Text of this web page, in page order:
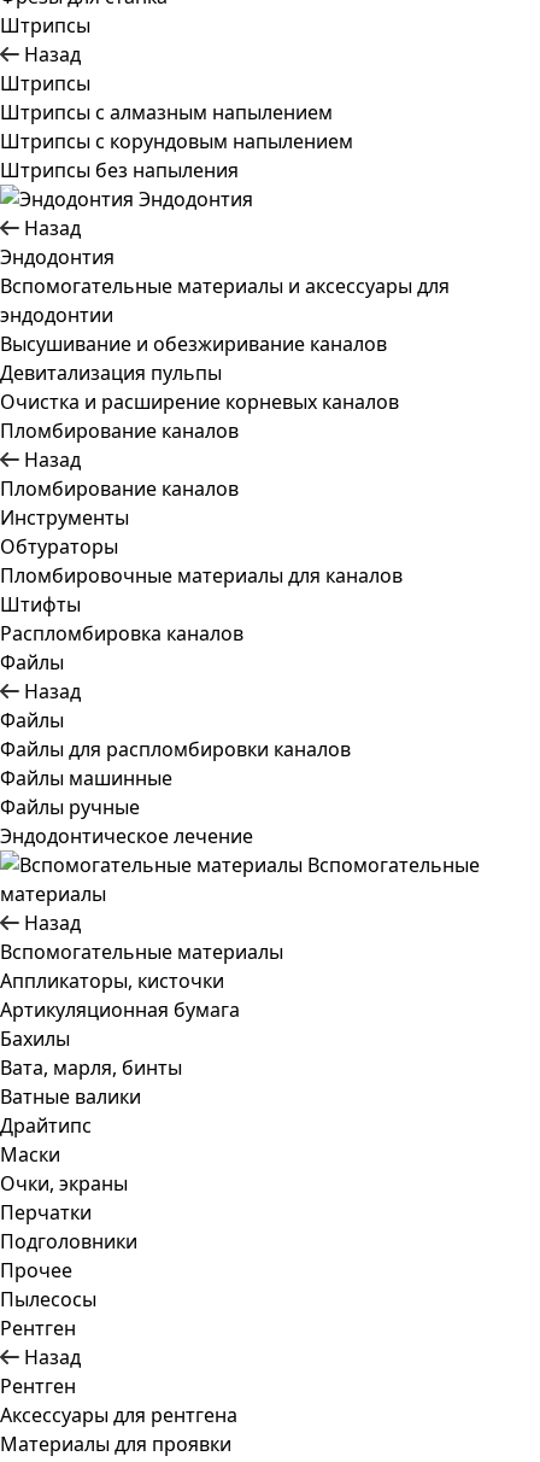
Штрипсы
Назад
Штрипсы
Штрипсы c алмазным напылением
Штрипсы c корундовым напылением
Штрипсы без напыления
Эндодонтия
Назад
Эндодонтия
Вспомогательные материалы и аксессуары для
эндодонтии
Высушивание и обезжиривание каналов
Девитализация пульпы
Очистка и расширение корневых каналов
Пломбирование каналов
Назад
Пломбирование каналов
Инструменты
Обтураторы
Пломбировочные материалы для каналов
Штифты
Распломбировка каналов
Файлы
Назад
Файлы
Файлы для распломбировки каналов
Файлы машинные
Файлы ручные
Эндодонтическое лечение
Вспомогательные
материалы
Назад
Вспомогательные материалы
Аппликаторы, кисточки
Артикуляционная бумага
Бахилы
Вата, марля, бинты
Ватные валики
Драйтипс
Маски
Очки, экраны
Перчатки
Подголовники
Прочее
Пылесосы
Рентген
Назад
Рентген
Аксессуары для рентгена
Материалы для проявки